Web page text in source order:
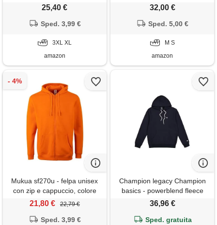
25,40 €
Sped. 3,99 €
3XL XL
amazon
essentials verde uomo (it,
32,00 €
Sped. 5,00 €
M S
amazon
Mukua sf270u - felpa unisex
con zip e cappuccio, colore
arancione, taglia xl, orange
(arancione), x-large
21,80 € 22,79 €
Sped. 3,99 €
Champion legacy Champion
basics - powerblend fleece
felpa con cappuccio, blu
marino, m uomo fw23
36,96 €
Sped. gratuita